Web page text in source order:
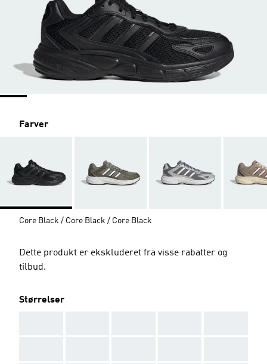
Farver
Core Black / Core Black / Core Black
Dette produkt er ekskluderet fra visse rabatter og
tilbud.
Størrelser